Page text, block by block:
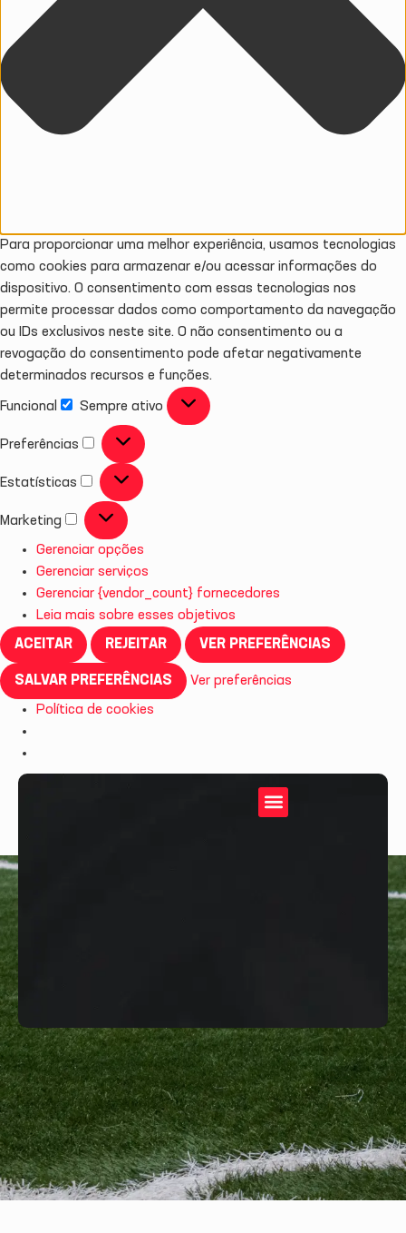
Para proporcionar uma melhor experiência, usamos tecnologias
como cookies para armazenar e/ou acessar informações do
dispositivo. O consentimento com essas tecnologias nos
permite processar dados como comportamento da navegação
ou IDs exclusivos neste site. O não consentimento ou a
revogação do consentimento pode afetar negativamente
determinados recursos e funções.
Funcional Sempre ativo
Preferências
Estatísticas
Marketing
Gerenciar opções
Gerenciar serviços
Gerenciar {vendor_count} fornecedores
Leia mais sobre esses objetivos
ACEITAR
REJEITAR VER PREFERÊNCIAS
SALVAR PREFERÊNCIAS
Ver preferências
Política de cookies